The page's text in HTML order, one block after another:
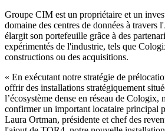
Groupe CIM est un propriétaire et un
domaine des centres de données à
élargit son portefeuille grâce à des
expérimentés de l'industrie, tels que
constructions ou des acquisitions.
« En exécutant notre stratégie de
offrir des installations stratégiquement
l’écosystème dense en réseau de Cologix,
confirmer un important locataire principal
Laura Ortman, présidente et chef des